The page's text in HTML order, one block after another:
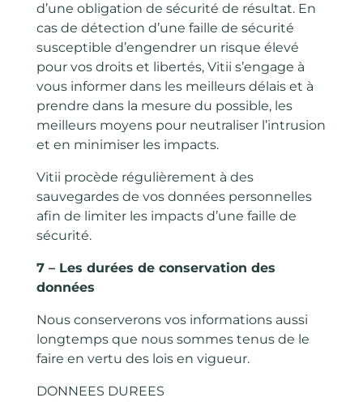
d’une obligation de sécurité de résultat. En
cas de détection d’une faille de sécurité
susceptible d’engendrer un risque élevé
pour vos droits et libertés, Vitii s’engage à
vous informer dans les meilleurs délais et à
prendre dans la mesure du possible, les
meilleurs moyens pour neutraliser l’intrusion
et en minimiser les impacts.
Vitii procède régulièrement à des
sauvegardes de vos données personnelles
afin de limiter les impacts d’une faille de
sécurité.
7 – Les durées de conservation des
données
Nous conserverons vos informations aussi
longtemps que nous sommes tenus de le
faire en vertu des lois en vigueur.
DONNEES DUREES